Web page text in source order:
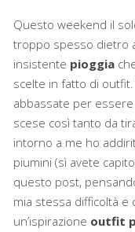
Questo weekend il
troppo spesso dietro
insistente pioggia
scelte in fatto di
abbassate per
scese così tanto da
intorno a me ho
piumini (sì avete
questo post,
mia stessa difficoltà
un’ispirazione outfit